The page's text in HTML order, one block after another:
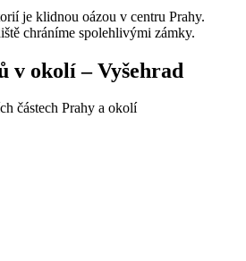
je klidnou oázou v centru Prahy.
chráníme spolehlivými zámky.
v okolí –Vyšehrad
částech Prahy a okolí